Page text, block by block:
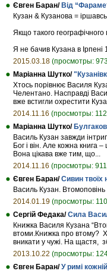
Євген Баран/ Від
Кузан & Кузанова =
Якщо такого
Я не бачив Кузана в Ірпені
2015.03.18 (просмотры:
Маріанна Шутко/
Хтось порівнює Василя
Челентано. Насправді
вже встигли охрестити
2014.11.16 (просмотры:
Маріанна Шутко/
Василь Кузан завжди
Бог і він. Але кожна книга
Вона цікава вже тим, що...
2014.11.16 (просмотры:
Євген Баран/Сивин твоїх
Василь Кузан.
2014.01.19 (просмотры:
Сергій Федака/Сила
Книжка Василя Кузана
втоми.Книжка про втому?
вникати у чужі. На щастя,
2013.10.22 (просмотры:
Євген Баран/У римі